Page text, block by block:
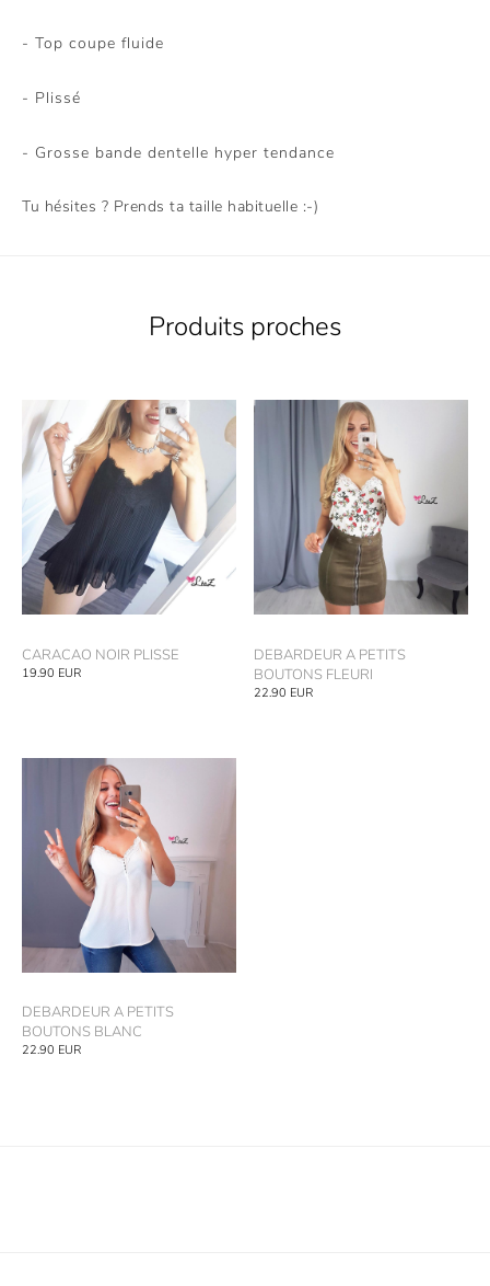
- Top coupe fluide
- Plissé
- Grosse bande dentelle hyper tendance
Tu hésites ? Prends ta taille habituelle :-)
Produits proches
CARACAO NOIR PLISSE
19.90 EUR
DEBARDEUR A PETITS
BOUTONS FLEURI
22.90 EUR
DEBARDEUR A PETITS
BOUTONS BLANC
22.90 EUR